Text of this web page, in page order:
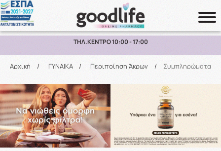
Αναζήτηση
ΠΑΡΑΛΑΒΗ ΑΠΟ ΤΟ ΚΑΤΑΣΤΗΜΑ ΑΝΩ ΤΩΝ 10€
Αρχική / ΓΥΝΑΙΚΑ / Περιποίηση Άκρων / Συμπληρώματα